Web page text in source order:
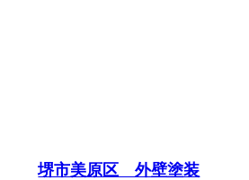
堺市美原区 外壁塗装